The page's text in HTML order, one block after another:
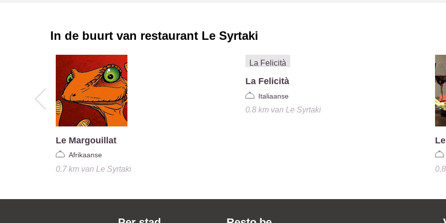
In de buurt van restaurant Le Syrtaki
Le Margouillat
Afrikaanse
0.7 kmvan Le Syrtaki
La Felicità
Italiaanse
0.8 kmvan Le Syrtaki